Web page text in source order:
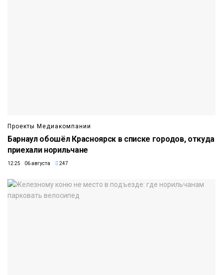
Проекты Медиакомпании
Барнаул обошёл Красноярск в списке городов, откуда
приехали норильчане
12:25 06 августа 247